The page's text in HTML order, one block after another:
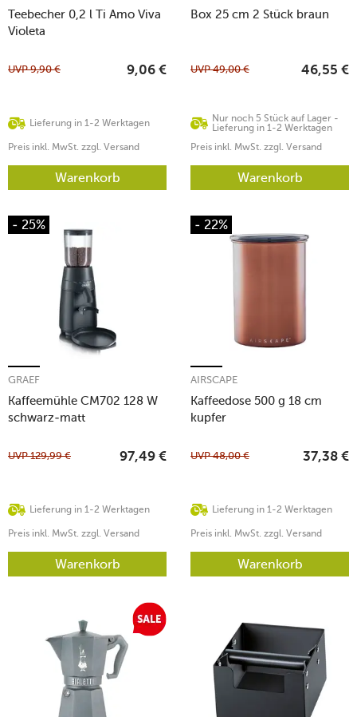
Teebecher 0,2 l Ti Amo Viva
Violeta
Lieferung in 1-2 Werktagen
UVP9,90 € 9,06 €
Preis inkl. MwSt. zzgl. Versand
Warenkorb
Box 25 cm 2 Stück braun
Nur noch 5 Stück auf Lager -
Lieferung in 1-2 Werktagen
UVP49,00 € 46,55 €
Preis inkl. MwSt. zzgl. Versand
Warenkorb
- 25%
Kaffeemühle CM702 128 W
schwarz-matt
GRAEF
Lieferung in 1-2 Werktagen
UVP129,99 € 97,49 €
Preis inkl. MwSt. zzgl. Versand
Warenkorb
- 22%
Kaffeedose 500 g 18 cm
kupfer
AIRSCAPE
Lieferung in 1-2 Werktagen
UVP48,00 € 37,38 €
Preis inkl. MwSt. zzgl. Versand
Warenkorb